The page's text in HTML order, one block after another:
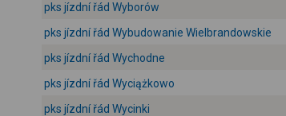
pks jízdní řád Wyborów
pks jízdní řád Wybudowanie Wielbrandowskie
pks jízdní řád Wychodne
pks jízdní řád Wyciążkowo
pks jízdní řád Wycinki